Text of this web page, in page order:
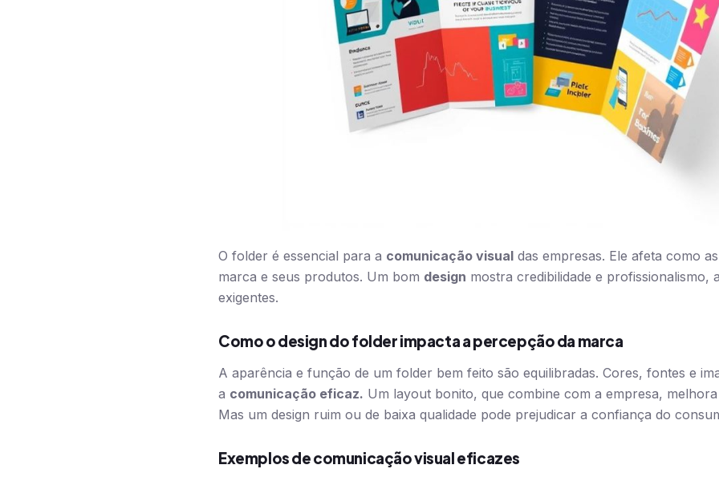
O folder é essencial para a comunicação visual das empresas. Ele afeta como
marca e seus produtos. Um bom design mostra credibilidade e profissionalismo,
exigentes.
Como o design do folder impacta a percepção da marca
A aparência e função de um folder bem feito são equilibradas. Cores, fontes e
a comunicação eficaz. Um layout bonito, que combine com a empresa,
Mas um design ruim ou de baixa qualidade pode prejudicar a confiança do
Exemplos de comunicação visual eficazes